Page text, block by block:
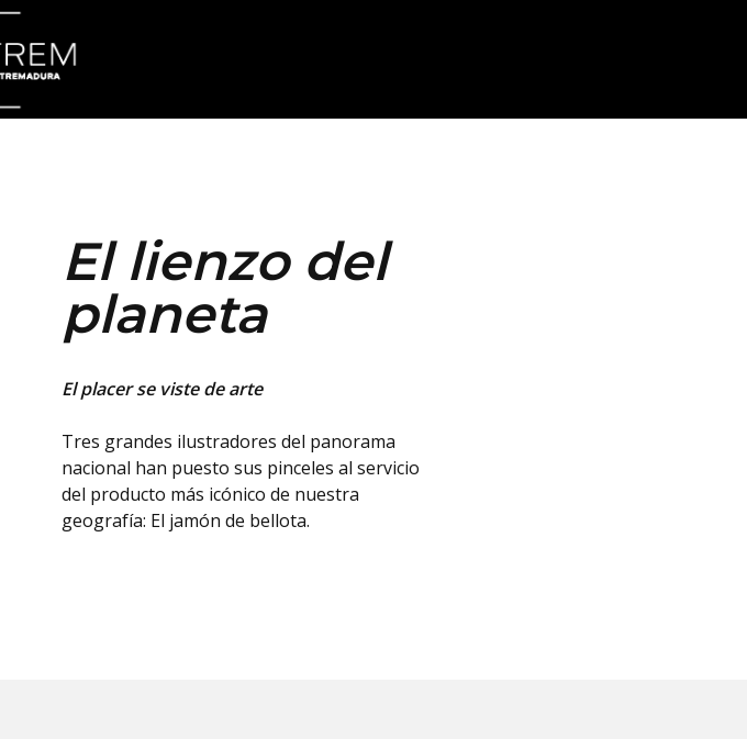
El lienzo del
planeta
El placer se viste de arte
Tres grandes ilustradores del panorama
nacional han puesto sus pinceles al servicio
del producto más icónico de nuestra
geografía: El jamón de bellota.